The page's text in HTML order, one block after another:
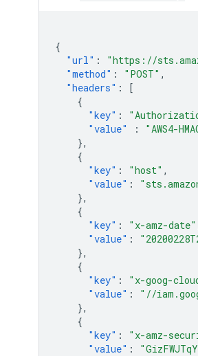
"url": "https://
"method": "POST"
"headers"
"key":
"value" :
"key": "host"
"value":
"key": "x-amz-
"value":
"key": "x-goog-
"value" : "//
"key": "x-amz-
"value":